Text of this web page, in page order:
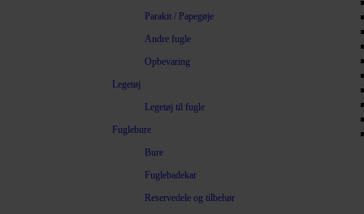
Parakit / Papegøje
Andre fugle
Opbevaring
Legetøj
Legetøj til fugle
Fuglebure
Bure
Fuglebadekar
Reservedele og tilbehør